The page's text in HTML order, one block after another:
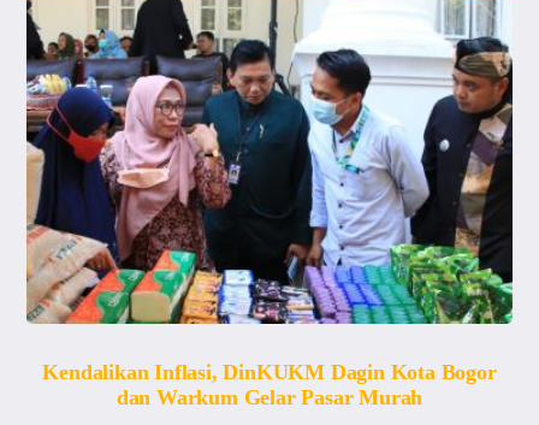
Kendalikan Inflasi, DinKUKM Dagin Kota Bogor
dan Warkum Gelar Pasar Murah